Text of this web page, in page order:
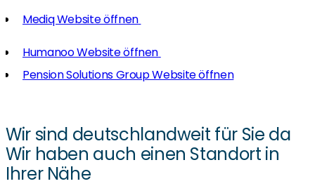
Mediq Website öffnen
Humanoo Website öffnen
Pension Solutions Group Website öffnen
Wir sind deutschlandweit für Sie da
Wir haben auch einen Standort in
Ihrer Nähe